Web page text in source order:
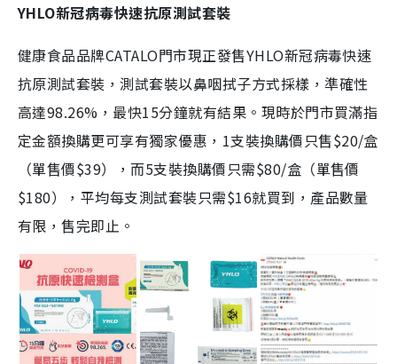
YHLO新冠病毒快速抗原測試套裝
健康食品品牌CATALO門市現正發售YHLO新冠病毒快速
抗原測試套裝，測試套裝以鼻咽拭子方式採樣，準確性
高達98.26%，最快15分鐘就有結果。現時於門市買滿指
定金額換購更可享有獨家優惠，1支裝換購價只售$20/盒
（單售價$39），而5支裝換購價只需$80/盒（單售價
$180），平均每支測試套裝只需$16就買到，產品數量
有限，售完即止。